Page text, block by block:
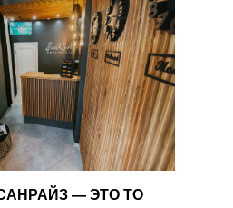
— ЭТО ТО